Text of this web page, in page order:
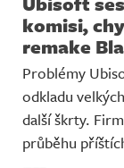
komisi,
remake
Problémy
odkladu
další škrty.
průběhu